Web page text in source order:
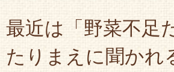
最近は「野菜不足
たりまえに聞かれ